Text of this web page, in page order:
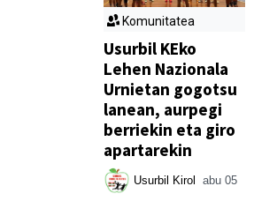
Komunitatea
Usurbil KEko
Lehen Nazionala
Urnietan gogotsu
lanean, aurpegi
berriekin eta giro
apartarekin
Usurbil Kirol abu 05